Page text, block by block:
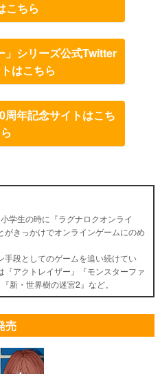
こちら
」シリーズ公式Twitter
はこちら
周年記念サイトはこち
ら
学生の時に『ラグナロクオンライ
がきっかけでオンラインゲームにのめ
手段としてのゲームを追い続けてい
『アクトレイザー』『モンスターファ
新・世界樹の迷宮2』など。
売